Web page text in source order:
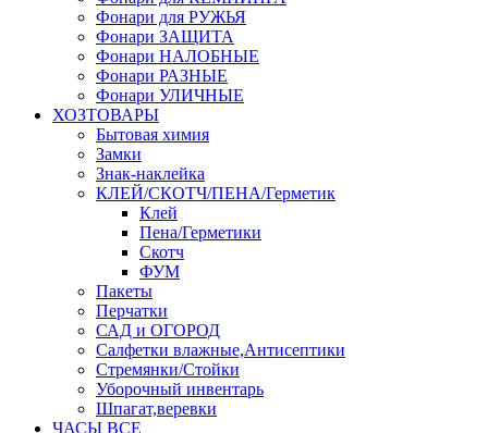
Фонари для РУЖЬЯ
Фонари ЗАЩИТА
Фонари НАЛОБНЫЕ
Фонари РАЗНЫЕ
Фонари УЛИЧНЫЕ
ХОЗТОВАРЫ
Бытовая химия
Замки
Знак-наклейка
КЛЕЙ/СКОТЧ/ПЕНА/Герметик
Клей
Пена/Герметики
Скотч
ФУМ
Пакеты
Перчатки
САД и ОГОРОД
Салфетки влажные,Антисептики
Стремянки/Стойки
Уборочный инвентарь
Шпагат,веревки
ЧАСЫ ВСЕ